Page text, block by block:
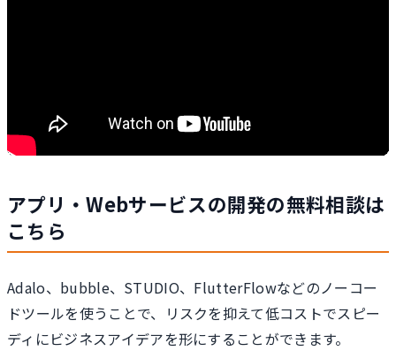
アプリ・Webサービスの開発の無料相談は
こちら
Adalo、bubble、STUDIO、FlutterFlowなどのノーコー
ドツールを使うことで、リスクを抑えて低コストでスピー
ディにビジネスアイデアを形にすることができます。